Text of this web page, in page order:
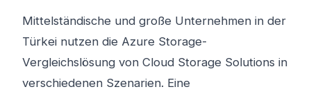
Mittelständische und große Unternehmen in der
Türkei nutzen die Azure Storage-
Vergleichslösung von Cloud Storage Solutions in
verschiedenen Szenarien. Eine